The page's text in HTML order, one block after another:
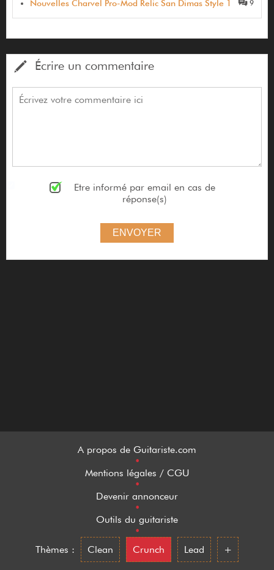
Nouvelles Charvel Pro-Mod Relic San Dimas Style 1 9
Écrire un commentaire
Etre informé par email en cas de
réponse(s)
ENVOYER
A propos de Guitariste.com
•
Mentions légales / CGU
•
Devenir annonceur
•
Outils du guitariste
•
Thèmes :
Clean Crunch Lead +